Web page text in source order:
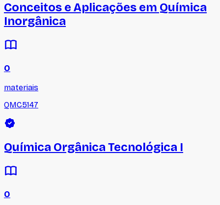
Conceitos e Aplicações em Química
Inorgânica
0
materiais
QMC5147
Química Orgânica Tecnológica I
0